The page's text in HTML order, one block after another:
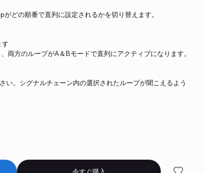
どの順番で直列に設定されるかを切り替えます。
す
両方のループがA＆Bモードで直列にアクティブになります。
い。シグナルチェーン内の選択されたループが聞こえるよう